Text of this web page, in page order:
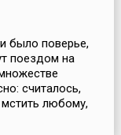
было поверье,
поездом на
считалось,
любому,